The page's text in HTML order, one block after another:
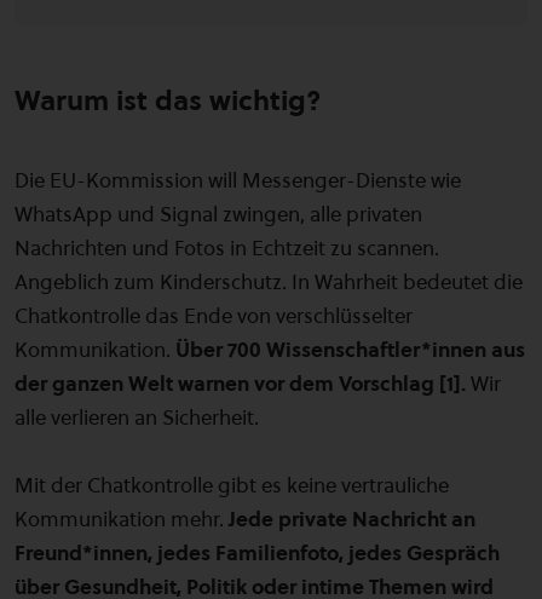
Warum ist das wichtig?
Die EU-Kommission will Messenger-Dienste wie
WhatsApp und Signal zwingen, alle privaten
Nachrichten und Fotos in Echtzeit zu scannen.
Angeblich zum Kinderschutz. In Wahrheit bedeutet die
Chatkontrolle das Ende von verschlüsselter
Kommunikation. Über 700 Wissenschaftler*innen aus
der ganzen Welt warnen vor dem Vorschlag [1]. Wir
alle verlieren an Sicherheit.
Mit der Chatkontrolle gibt es keine vertrauliche
Kommunikation mehr. Jede private Nachricht an
Freund*innen, jedes Familienfoto, jedes Gespräch
über Gesundheit, Politik oder intime Themen wird